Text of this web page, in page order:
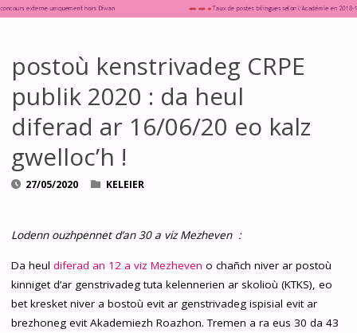
postoù kenstrivadeg CRPE
publik 2020 : da heul
diferad ar 16/06/20 eo kalz
gwelloc’h !
27/05/2020 KELEIER
Lodenn ouzhpennet d’an 30 a viz Mezheven :
Da heul diferad an 12 a viz Mezheven o chañch niver ar postoù
kinniget d’ar genstrivadeg tuta kelennerien ar skolioù (KTKS), eo
bet kresket niver a bostoù evit ar genstrivadeg ispisial evit ar
brezhoneg evit Akademiezh Roazhon. Tremen a ra eus 30 da 43